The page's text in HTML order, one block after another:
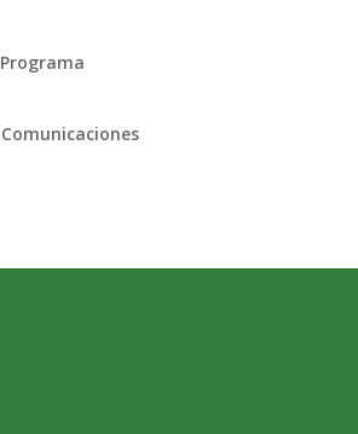
Programa
Comunicaciones